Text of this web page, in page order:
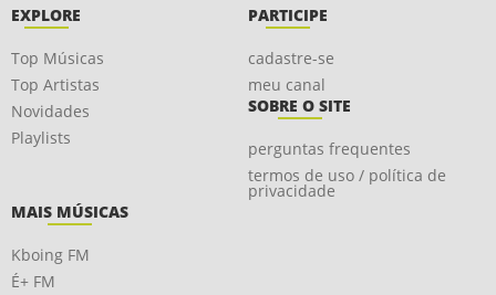
EXPLORE
Top Músicas
Top Artistas
Novidades
Playlists
PARTICIPE
cadastre-se
meu canal
SOBRE O SITE
perguntas frequentes
termos de uso / política de
privacidade
MAIS MÚSICAS
Kboing FM
É+ FM